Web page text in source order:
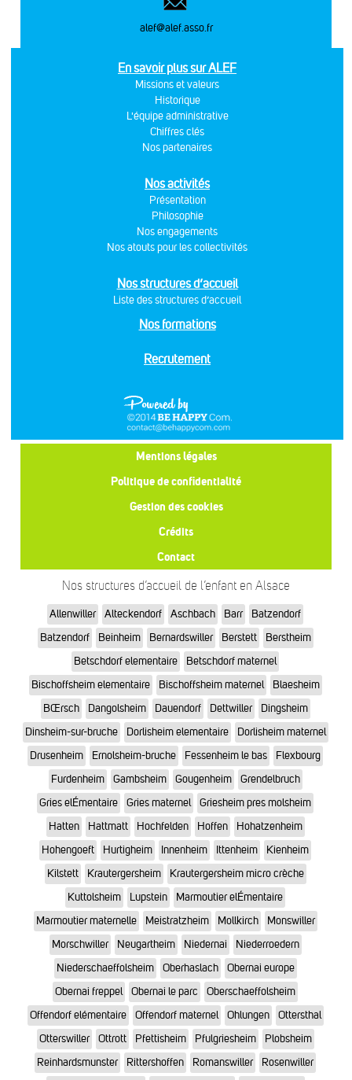
alef@alef.asso.fr
En savoir plus sur ALEF
Missions et valeurs
Historique
L'équipe administrative
Chiffres clés
Nos partenaires
Nos activités
Présentation
Philosophie
Nos engagements
Nos atouts pour les collectivités
Nos structures d’accueil
Liste des structures d’accueil
Nos formations
Recrutement
Mentions légales
Politique de confidentialité
Gestion des cookies
Crédits
Contact
Nos structures d’accueil de l’enfant en Alsace
Allenwiller Alteckendorf Aschbach Barr
Batzendorf
Batzendorf
Beinheim Bernardswiller Berstett
Berstheim
Betschdorf elementaire
Betschdorf maternel
Bischoffsheim elementaire
Bischoffsheim maternel
Blaesheim
BŒrsch
Dangolsheim Dauendorf Dettwiller
Dingsheim
Dinsheim-sur-bruche
Dorlisheim elementaire
Dorlisheim maternel
Drusenheim
Ernolsheim-bruche Fessenheim le bas
Flexbourg
Furdenheim
Gambsheim Gougenheim
Grendelbruch
Gries elÉmentaire
Gries maternel
Griesheim pres molsheim
Hatten
Hattmatt Hochfelden Hoffen
Hohatzenheim
Hohengoeft
Hurtigheim Innenheim Ittenheim
Kienheim
Kilstett
Krautergersheim
Krautergersheim micro crèche
Kuttolsheim
Lupstein
Marmoutier elÉmentaire
Marmoutier maternelle
Meistratzheim Mollkirch
Monswiller
Morschwiller
Neugartheim Niedernai
Niederroedern
Niederschaeffolsheim
Oberhaslach
Obernai europe
Obernai freppel
Obernai le parc
Oberschaeffolsheim
Offendorf elémentaire
Offendorf maternel Ohlungen
Ottersthal
Otterswiller
Ottrott Pfettisheim Pfulgriesheim
Plobsheim
Reinhardsmunster
Rittershoffen Romanswiller
Rosenwiller